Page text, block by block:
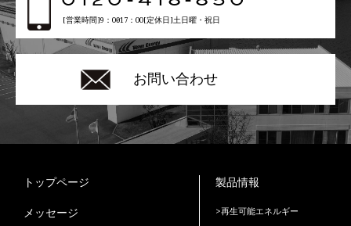
[営業時間]9：00〜17：00[定休日]土日曜・祝日
お問い合わせ
トップページ
メッセージ
製品情報
>再生可能エネルギー